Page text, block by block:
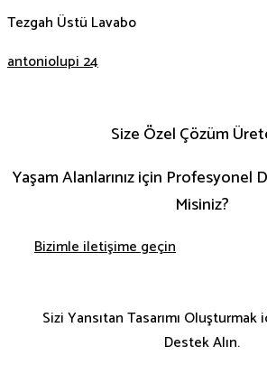
Tezgah Üstü Lavabo
antoniolupi 24
Size Özel Çözüm
Yaşam Alanlarınız için Profesyonel
Misiniz?
Bizimle iletişime geçin
Sizi Yansıtan Tasarımı
Destek Alın.